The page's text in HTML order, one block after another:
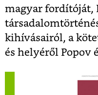
magyar fordítóját,
kihívásairól, a
és helyéről Popov